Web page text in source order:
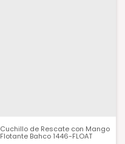
Cuchillo de Rescate con Mango
Flotante Bahco 1446-FLOAT